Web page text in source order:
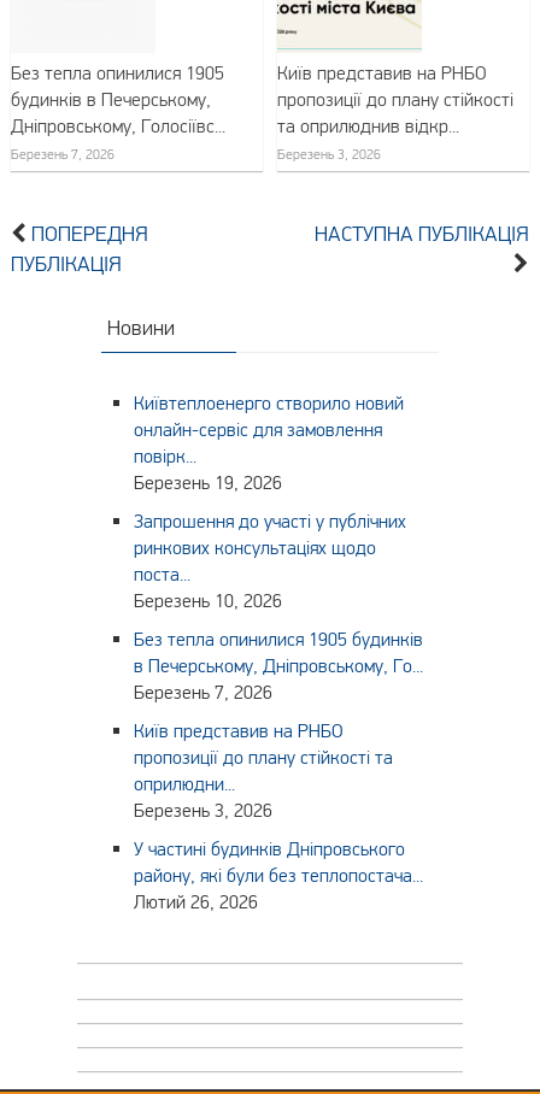
Без тепла опинилися 1905
будинків в Печерському,
Дніпровському, Голосіївс...
Березень 7, 2026
Київ представив на РНБО
пропозиції до плану стійкості
та оприлюднив відкр...
Березень 3, 2026
ПОПЕРЕДНЯ
ПУБЛІКАЦІЯ
НАСТУПНА ПУБЛІКАЦІЯ
Новини
Київтеплоенерго створило новий
онлайн-сервіс для замовлення
повірк...
Березень 19, 2026
Запрошення до участі у публічних
ринкових консультаціях щодо
поста...
Березень 10, 2026
Без тепла опинилися 1905 будинків
в Печерському, Дніпровському, Го...
Березень 7, 2026
Київ представив на РНБО
пропозиції до плану стійкості та
оприлюдни...
Березень 3, 2026
У частині будинків Дніпровського
району, які були без теплопостача...
Лютий 26, 2026